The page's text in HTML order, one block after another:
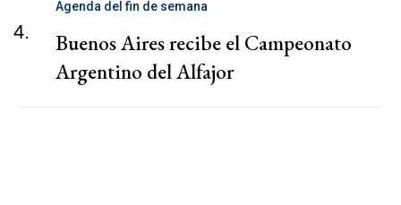
4.
Agenda del fin de semana
Buenos Aires recibe el Campeonato
Argentino del Alfajor